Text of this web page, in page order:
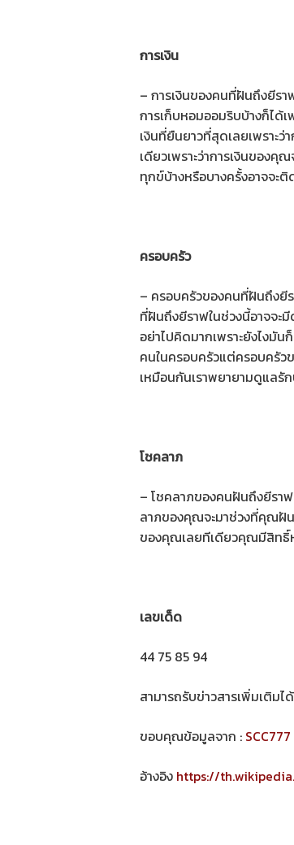
การเงิน
– การเงินของคนที่ฝันถึงยีรา
การเก็บหอมออมริบบ้างก็ได้เ
เงินที่ยืนยาวที่สุดเลยเพราะ
เดียวเพราะว่าการเงินของคุ
ทุกข์บ้างหรือบางครั้งอาจจะ
ครอบครัว
– ครอบครัวของคนที่ฝันถึงยีร
ที่ฝันถึงยีราฟในช่วงนี้อาจจะ
อย่าไปคิดมากเพราะยังไงมัน
คนในครอบครัวแต่ครอบครัว
เหมือนกันเราพยายามดูแลรั
โชคลาภ
– โชคลาภของคนฝันถึงยีรา
ลาภของคุณจะมาช่วงที่คุณฝั
ของคุณเลยทีเดียวคุณมีสิทธิ์
เลขเด็ด
44 75 85 94
สามารถรับข่าวสารเพิ่มเติมไ
ขอบคุณข้อมูลจาก : SCC777
อ้างอิง https://